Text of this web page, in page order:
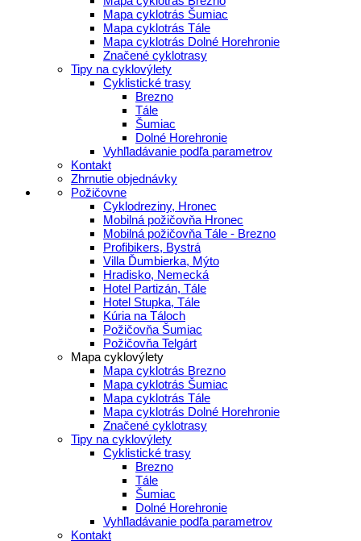
Mapa cyklotrás Šumiac
Mapa cyklotrás Tále
Mapa cyklotrás Dolné Horehronie
Značené cyklotrasy
Tipy na cyklovýlety
Cyklistické trasy
Brezno
Tále
Šumiac
Dolné Horehronie
Vyhľladávanie podľa parametrov
Kontakt
Zhrnutie objednávky
Požičovne
Cyklodreziny, Hronec
Mobilná požičovňa Hronec
Mobilná požičovňa Tále - Brezno
Profibikers, Bystrá
Villa Ďumbierka, Mýto
Hradisko, Nemecká
Hotel Partizán, Tále
Hotel Stupka, Tále
Kúria na Táloch
Požičovňa Šumiac
Požičovňa Telgárt
Mapa cyklovýlety
Mapa cyklotrás Brezno
Mapa cyklotrás Šumiac
Mapa cyklotrás Tále
Mapa cyklotrás Dolné Horehronie
Značené cyklotrasy
Tipy na cyklovýlety
Cyklistické trasy
Brezno
Tále
Šumiac
Dolné Horehronie
Vyhľladávanie podľa parametrov
Kontakt